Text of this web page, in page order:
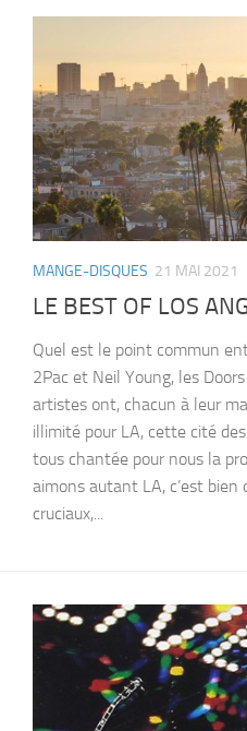
MANGE-DISQUES 21 MAI 2021
LE BEST OF LOS
Quel est le point commun
2Pac et Neil Young, les
artistes ont, chacun à leur
illimité pour LA, cette cité
tous chantée pour nous la
aimons autant LA, c’est
cruciaux,...